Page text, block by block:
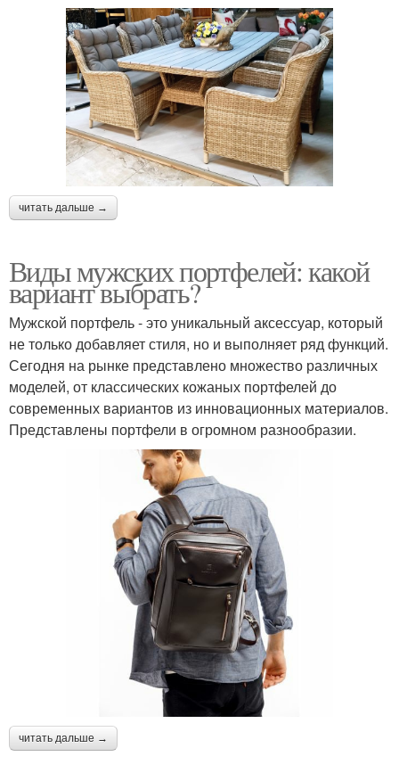
читать дальше →
Виды мужских портфелей: какой
вариант выбрать?
Мужской портфель - это уникальный аксессуар, который
не только добавляет стиля, но и выполняет ряд функций.
Сегодня на рынке представлено множество различных
моделей, от классических кожаных портфелей до
современных вариантов из инновационных материалов.
Представлены портфели в огромном разнообразии.
читать дальше →